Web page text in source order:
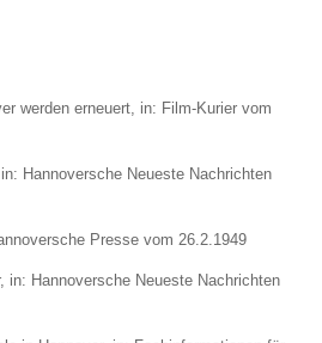
werden erneuert, in: Film-Kurier vom
Hannoversche Neueste Nachrichten
Presse vom 26.2.1949
in: Hannoversche Neueste Nachrichten